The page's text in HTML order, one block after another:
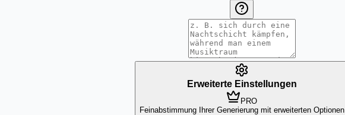
Erweiterte Einstellungen
PRO
Feinabstimmung Ihrer Generierung mit erweiterten Optionen